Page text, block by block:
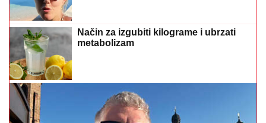
Način za izgubiti kilograme i ubrzati
metabolizam